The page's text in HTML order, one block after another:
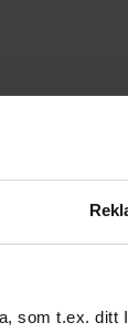
som t.ex.